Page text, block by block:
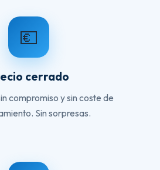
💶
cerrado
compromiso y sin coste de
Sin sorpresas.